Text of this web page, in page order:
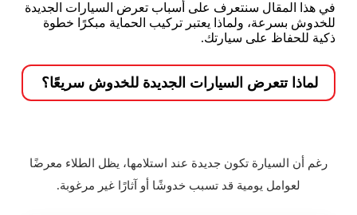
في هذا المقال سنتعرف على أسباب تعرض السيارات الجديدة
للخدوش بسرعة، ولماذا يعتبر تركيب الحماية مبكرًا خطوة
ذكية للحفاظ على سيارتك.
لماذا تتعرض السيارات الجديدة للخدوش سريعًا؟
رغم أن السيارة تكون جديدة عند استلامها، يظل الطلاء معرضًا
لعوامل يومية قد تسبب خدوشًا أو آثارًا غير مرغوبة.